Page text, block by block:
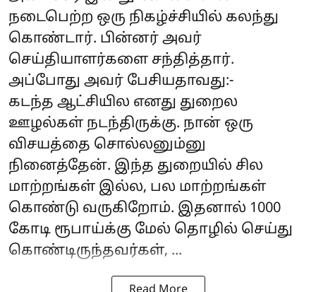
நடைபெற்ற ஒரு நிகழ்ச்சியில் கலந்து
கொண்டார். பின்னர் அவர்
செய்தியாளர்களை சந்தித்தார்.
அப்போது அவர் பேசியதாவது:-
கடந்த ஆட்சியில எனது துறைல
ஊழல்கள் நடந்திருக்கு. நான் ஒரு
விசயத்தை சொல்லனும்னு
நினைத்தேன். இந்த துறையில் சில
மாற்றங்கள் இல்ல, பல மாற்றங்கள்
கொண்டு வருகிறோம். இதனால் 1000
கோடி ரூபாய்க்கு மேல் தொழில் செய்து
கொண்டிருந்தவர்கள், ...